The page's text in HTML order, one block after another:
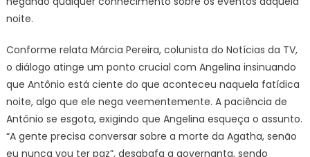
noite.
Conforme relata Márcia Pereira, colunista do Notícias da TV,
o diálogo atinge um ponto crucial com Angelina insinuando
que Antônio está ciente do que aconteceu naquela fatídica
noite, algo que ele nega veementemente. A paciência de
Antônio se esgota, exigindo que Angelina esqueça o assunto.
“A gente precisa conversar sobre a morte da Agatha, senão
eu nunca vou ter paz”, desabafa a governanta, sendo